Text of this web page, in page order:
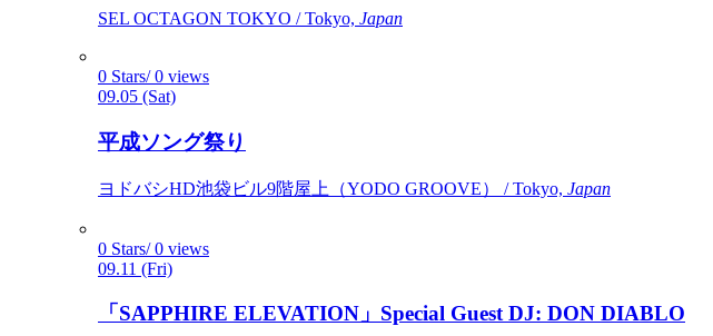
SEL OCTAGON TOKYO / Tokyo, Japan
0 Stars/ 0 views
09.05 (Sat)
平成ソング祭り
ヨドバシHD池袋ビル9階屋上（YODO GROOVE） / Tokyo, Japan
0 Stars/ 0 views
09.11 (Fri)
「SAPPHIRE ELEVATION」Special Guest DJ: DON DIABLO